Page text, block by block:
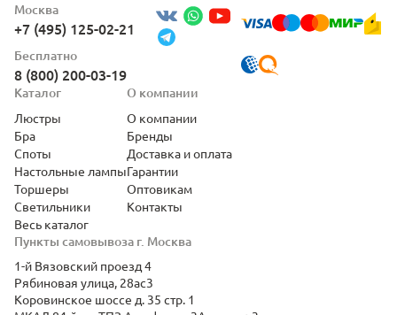
Москва
+7 (495) 125-02-21
Бесплатно
8 (800) 200-03-19
Пункты самовывоза г. Москва
1-й Вязовский проезд 4
Рябиновая улица, 28ас3
Коровинское шоссе д. 35 стр. 1
Каталог
Люстры
Бра
Споты
Настольные лампы
Торшеры
Светильники
Весь каталог
О компании
О компании
Бренды
Доставка и оплата
Гарантии
Оптовикам
Контакты